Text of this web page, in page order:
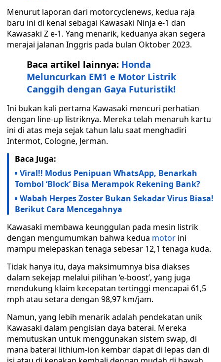
Menurut laporan dari motorcyclenews, kedua raja
baru ini di kenal sebagai Kawasaki Ninja e-1 dan
Kawasaki Z e-1. Yang menarik, keduanya akan segera
merajai jalanan Inggris pada bulan Oktober 2023.
Baca artikel lainnya: Honda
Meluncurkan EM1 e Motor Listrik
Canggih dengan Gaya Futuristik!
Ini bukan kali pertama Kawasaki mencuri perhatian
dengan line-up listriknya. Mereka telah menaruh kartu
ini di atas meja sejak tahun lalu saat menghadiri
Intermot, Cologne, Jerman.
Baca Juga:
Viral!! Modus Penipuan WhatsApp, Benarkah
Tombol ‘Block’ Bisa Merampok Rekening Bank?
Wabah Herpes Zoster Bukan Sekadar Virus Biasa!
Berikut Cara Mencegahnya
Kawasaki membawa keunggulan pada mesin listrik
dengan mengumumkan bahwa kedua motor ini
mampu melepaskan tenaga sebesar 12,1 tenaga kuda.
Tidak hanya itu, daya maksimumnya bisa diakses
dalam sekejap melalui pilihan ‘e-boost’, yang juga
mendukung klaim kecepatan tertinggi mencapai 61,5
mph atau setara dengan 98,97 km/jam.
Namun, yang lebih menarik adalah pendekatan unik
Kawasaki dalam pengisian daya baterai. Mereka
memutuskan untuk menggunakan sistem swap, di
mana baterai lithium-ion kembar dapat di lepas dan di